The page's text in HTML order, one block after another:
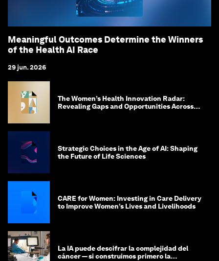
Meaningful Outcomes Determine the Winners
of the Health AI Race
29 jun. 2026
The Women’s Health Innovation Radar:
Revealing Gaps and Opportunities Across
Strategic Choices in the Age of AI: Shaping
the Future of Life Sciences
CARE for Women: Investing in Care Delivery
to Improve Women’s Lives and Livelihoods
La IA puede descifrar la complejidad del
cáncer — si construimos primero la